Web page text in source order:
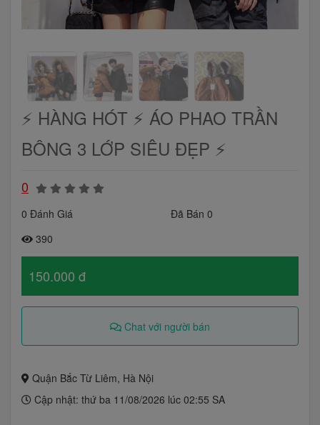
⚡️ HÀNG HÓT ⚡️ ÁO PHAO TRẦN
BÔNG 3 LỚP SIÊU ĐẸP ⚡️
0
0 Đánh Giá
Đã Bán 0
390
150.000 đ
Chat với người bán
Quận Bắc Từ Liêm, Hà Nội
Cập nhật: thứ ba 11/08/2026 lúc 02:55 SA